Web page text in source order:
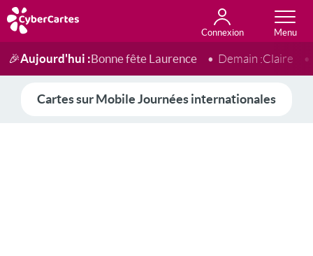
Connexion
Anniversaire
Fête du jour
Amour
Amitié
Merci
Toutes les cartes
🎉Aujourd'hui :Bonne fête Laurence Demain :Claire
Cartes sur Mobile Journées internationales